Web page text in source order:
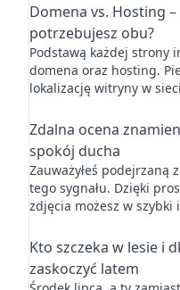
Domena vs. Hosting
potrzebujesz obu?
Podstawą każdej strony
domena oraz hosting.
lokalizację witryny w
Zdalna ocena
spokój ducha
Zauważyłeś podejrzaną
tego sygnału. Dzięki
zdjęcia możesz w
Kto szczeka w lesie i
zaskoczyć latem